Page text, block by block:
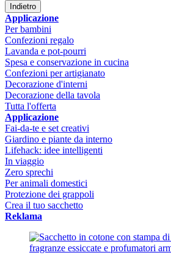
Indietro
Applicazione
Per bambini
Confezioni regalo
Lavanda e pot-pourri
Spesa e conservazione in cucina
Confezioni per artigianato
Decorazione d'interni
Decorazione della tavola
Tutta l'offerta
Applicazione
Fai-da-te e set creativi
Giardino e piante da interno
Lifehack: idee intelligenti
In viaggio
Zero sprechi
Per animali domestici
Protezione dei grappoli
Crea il tuo sacchetto
Reklama